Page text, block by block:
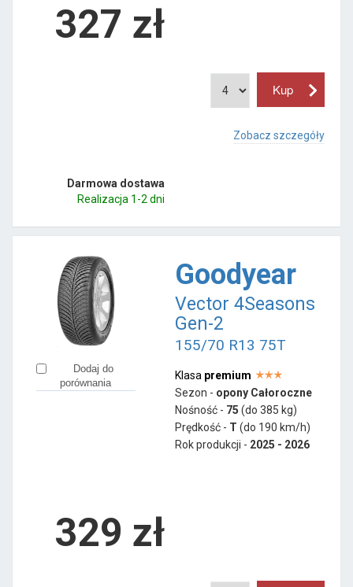
327 zł
Zobacz szczegóły
Darmowa dostawa
Realizacja 1-2 dni
Dodaj do
porównania
Goodyear
Vector 4Seasons
Gen-2
155/70 R13 75T
Klasa premium
Sezon - opony Całoroczne
Nośność - 75 (do 385 kg)
Prędkość - T (do 190 km/h)
Rok produkcji - 2025 - 2026
329 zł